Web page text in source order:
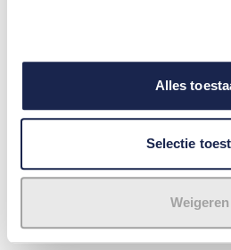
Alles
Selectie
Weigeren